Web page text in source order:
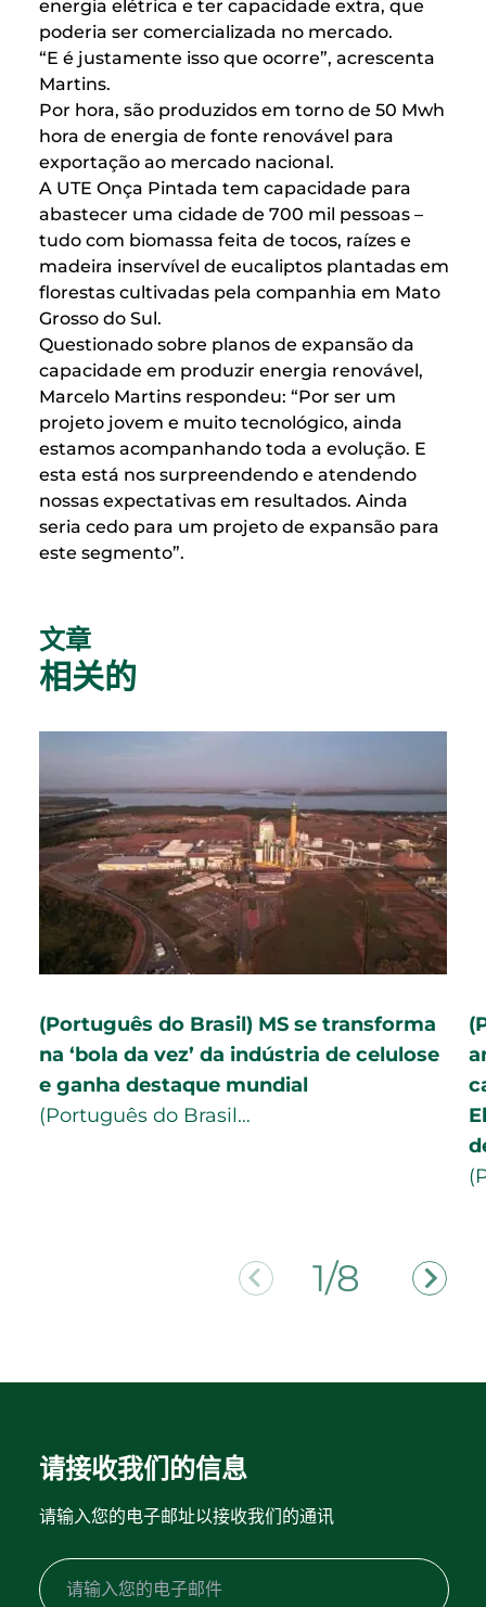
energia elétrica e ter capacidade extra, que
poderia ser comercializada no mercado.
“E é justamente isso que ocorre”, acrescenta
Martins.
Por hora, são produzidos em torno de 50 Mwh
hora de energia de fonte renovável para
exportação ao mercado nacional.
A UTE Onça Pintada tem capacidade para
abastecer uma cidade de 700 mil pessoas –
tudo com biomassa feita de tocos, raízes e
madeira inservível de eucaliptos plantadas em
florestas cultivadas pela companhia em Mato
Grosso do Sul.
Questionado sobre planos de expansão da
capacidade em produzir energia renovável,
Marcelo Martins respondeu: “Por ser um
projeto jovem e muito tecnológico, ainda
estamos acompanhando toda a evolução. E
esta está nos surpreendendo e atendendo
nossas expectativas em resultados. Ainda
seria cedo para um projeto de expansão para
este segmento”.
文章
相关的
(Português do Brasil) MS se transforma
na ‘bola da vez’ da indústria de celulose
e ganha destaque mundial
(Português do Brasil…
2/8
请接收我们的信息
请输入您的电子邮址以接收我们的通讯